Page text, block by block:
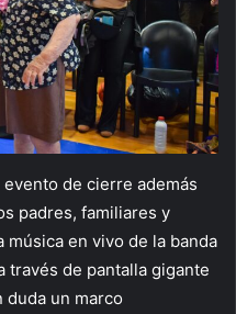
de cierre además
padres, familiares y
en vivo de la banda
través de pantalla gigante
duda un marco